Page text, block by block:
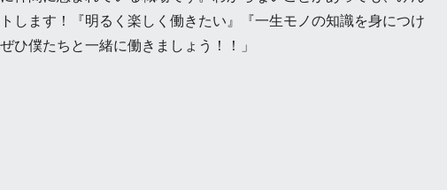
します！『明るく楽しく働きたい』『一生モノの知識を身につけ
ひ僕たちと一緒に働きましょう！！」